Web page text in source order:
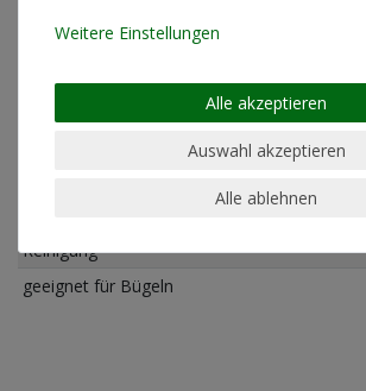
Polyester
Schnitt
Reinigung
geeignet für Bügeln
Weitere Einstellungen
Alle akzeptieren
Auswahl akzeptieren
Alle ablehnen